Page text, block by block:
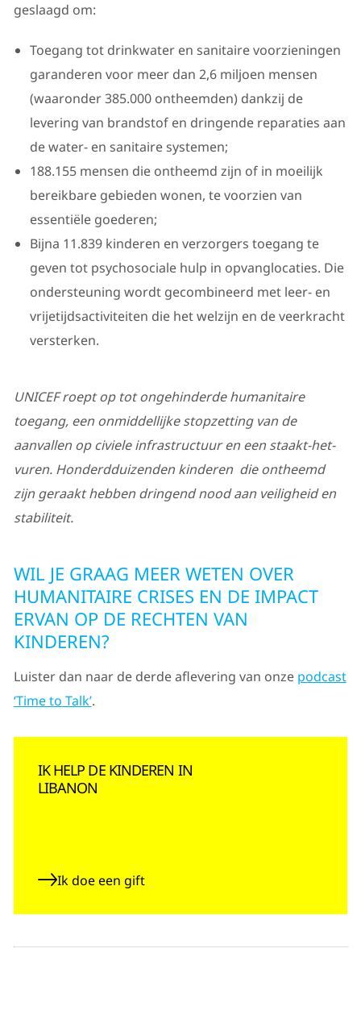
geslaagd om:
Toegang tot drinkwater en sanitaire voorzieningen
garanderen voor meer dan 2,6 miljoen mensen
(waaronder 385.000 ontheemden) dankzij de
levering van brandstof en dringende reparaties aan
de water- en sanitaire systemen;
188.155 mensen die ontheemd zijn of in moeilijk
bereikbare gebieden wonen, te voorzien van
essentiële goederen;
Bijna 11.839 kinderen en verzorgers toegang te
geven tot psychosociale hulp in opvanglocaties. Die
ondersteuning wordt gecombineerd met leer- en
vrijetijdsactiviteiten die het welzijn en de veerkracht
versterken.
UNICEF roept op tot ongehinderde humanitaire
toegang, een onmiddellijke stopzetting van de
aanvallen op civiele infrastructuur en een staakt-het-
vuren. Honderdduizenden kinderen die ontheemd
zijn geraakt hebben dringend nood aan veiligheid en
stabiliteit.
WIL JE GRAAG MEER WETEN OVER
HUMANITAIRE CRISES EN DE IMPACT
ERVAN OP DE RECHTEN VAN
KINDEREN?
Luister dan naar de derde aflevering van onze podcast
‘Time to Talk’.
IK HELP DE KINDEREN IN
LIBANON
Ik doe een gift